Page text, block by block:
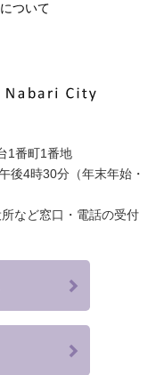
ついて
1番町1番地
後4時30分（年末年始・
など窓口・電話の受付